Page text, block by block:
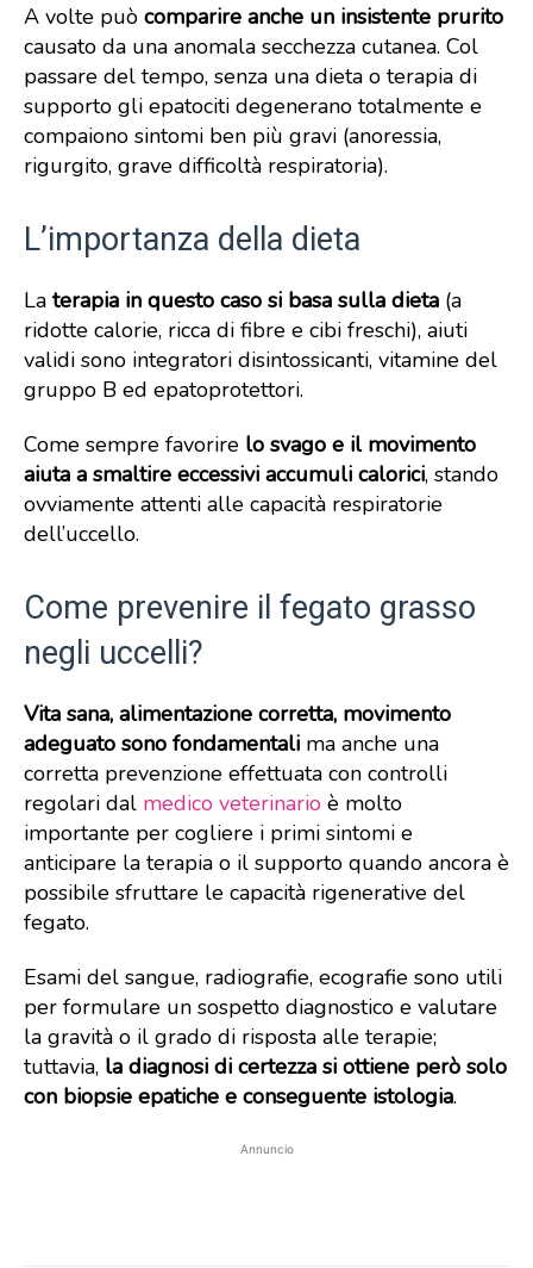
A volte può comparire anche un insistente prurito
causato da una anomala secchezza cutanea. Col
passare del tempo, senza una dieta o terapia di
supporto gli epatociti degenerano totalmente e
compaiono sintomi ben più gravi (anoressia,
rigurgito, grave difficoltà respiratoria).
L’importanza della dieta
La terapia in questo caso si basa sulla dieta (a
ridotte calorie, ricca di fibre e cibi freschi), aiuti
validi sono integratori disintossicanti, vitamine del
gruppo B ed epatoprotettori.
Come sempre favorire lo svago e il movimento
aiuta a smaltire eccessivi accumuli calorici, stando
ovviamente attenti alle capacità respiratorie
dell’uccello.
Come prevenire il fegato grasso
negli uccelli?
Vita sana, alimentazione corretta, movimento
adeguato sono fondamentali ma anche una
corretta prevenzione effettuata con controlli
regolari dal medico veterinario è molto
importante per cogliere i primi sintomi e
anticipare la terapia o il supporto quando ancora è
possibile sfruttare le capacità rigenerative del
fegato.
Esami del sangue, radiografie, ecografie sono utili
per formulare un sospetto diagnostico e valutare
la gravità o il grado di risposta alle terapie;
tuttavia, la diagnosi di certezza si ottiene però solo
con biopsie epatiche e conseguente istologia.
Annuncio